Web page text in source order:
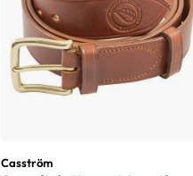
Casström